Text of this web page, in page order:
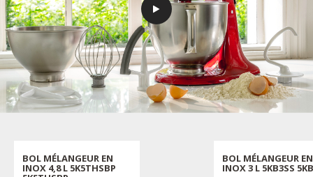
BOL MÉLANGEUR EN
INOX 4,8 L 5K5THSBP
BOL MÉLANGEUR EN
INOX 3 L 5KB3SS